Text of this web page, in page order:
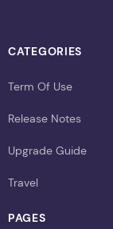
CATEGORIES
Term Of Use
Release Notes
Upgrade Guide
Travel
PAGES